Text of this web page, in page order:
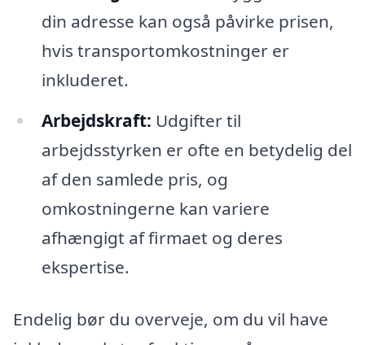
din adresse kan også påvirke prisen,
hvis transportomkostninger er
inkluderet.
Arbejdskraft: Udgifter til
arbejdsstyrken er ofte en betydelig del
af den samlede pris, og
omkostningerne kan variere
afhængigt af firmaet og deres
ekspertise.
Endelig bør du overveje, om du vil have